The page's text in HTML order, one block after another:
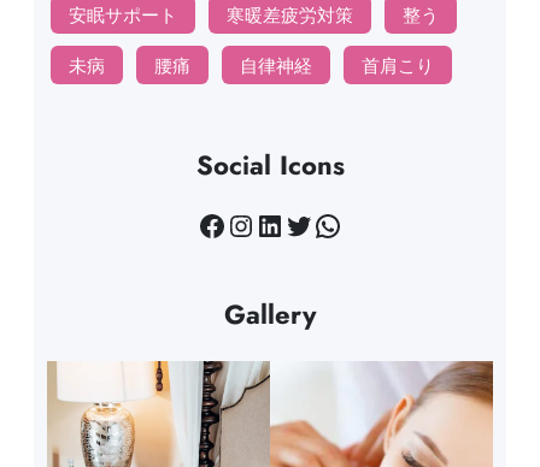
安眠サポート 寒暖差疲労対策 整う
未病 腰痛 自律神経 首肩こり
Social Icons
Facebook InstagramLinkedIn Twitter WhatsApp
Gallery